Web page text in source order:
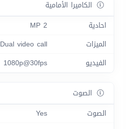
الكاميرا الأمامية
احادية
2 MP
الميزات
Dual video call
الفيديو
1080p@30fps
الصوت
الصوت
Yes